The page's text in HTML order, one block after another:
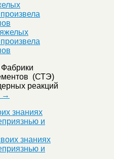
(СТЭ)
реакций
→
знаниях
и